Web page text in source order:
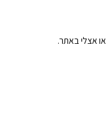
אצלי באתר.